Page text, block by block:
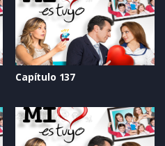
Capítulo 137